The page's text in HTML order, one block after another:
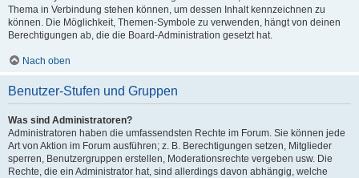
Thema in Verbindung stehen können, um dessen Inhalt kennzeichnen zu
können. Die Möglichkeit, Themen-Symbole zu verwenden, hängt von deinen
Berechtigungen ab, die die Board-Administration gesetzt hat.
Nach oben
Benutzer-Stufen und Gruppen
Was sind Administratoren?
Administratoren haben die umfassendsten Rechte im Forum. Sie können jede
Art von Aktion im Forum ausführen; z. B. Berechtigungen setzen, Mitglieder
sperren, Benutzergruppen erstellen, Moderationsrechte vergeben usw. Die
Rechte, die ein Administrator hat, sind allerdings davon abhängig, welche